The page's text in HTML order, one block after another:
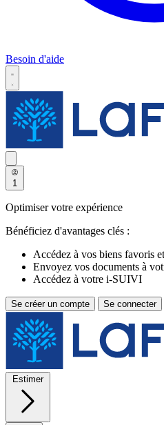
Besoin d'aide
1
Optimiser votre expérience
Bénéficiez d'avantages clés :
Accédez à vos biens favoris
Envoyez vos documents à
Accédez à votre i-SUIVI
Se créer un compte Se connecter
Estimer